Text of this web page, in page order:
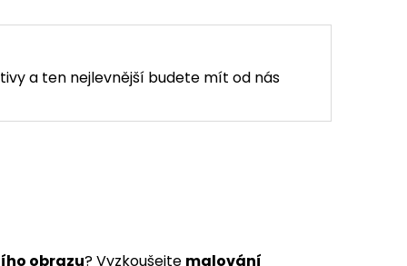
a ten nejlevnější budete mít od nás
obrazu? Vyzkoušejte malování